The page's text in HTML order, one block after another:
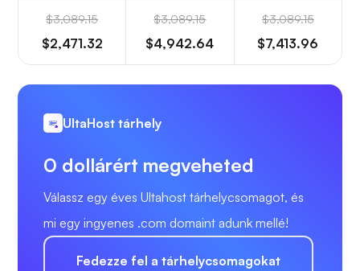
$3,089.15
$2,471.32
$3,089.15
$4,942.64
$3,089.15
$7,413.96
UltaHost tárhely
0 dollárért megveheted
Válassz egy éves Ultahost tárhelycsomagot, és
mi egy ingyenes .com domaint adunk mellé!
Fedezze fel a tárhelycsomagokat